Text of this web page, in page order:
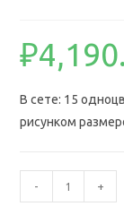
₽
В сете: 15
рисунком
Количество
товара
- +